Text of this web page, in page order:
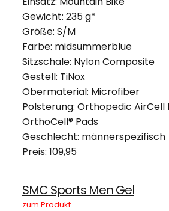
Gewicht: 235 g*
Größe: S/M
Farbe: midsummerblue
Sitzschale: Nylon Composite
Gestell: TiNox
Obermaterial: Microfiber
Polsterung: Orthopedic AirCell
OrthoCell® Pads
Geschlecht: männerspezifisch
Preis: 109,95
SMC Sports Men Gel
zum Produkt